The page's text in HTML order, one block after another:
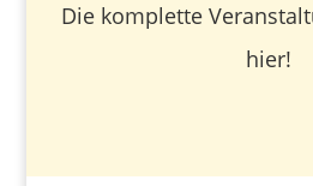
Die komplette
hier!